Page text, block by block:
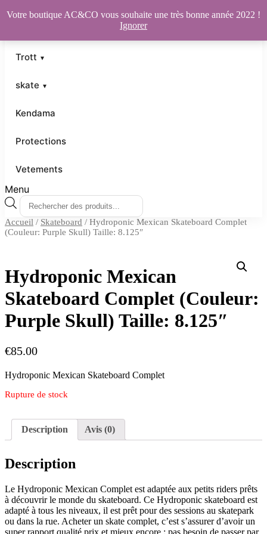
Trott
skate
Kendama
Protections
Vetements
Menu
Recherche
de
produits
Accueil / Skateboard / Hydroponic Mexican Skateboard Complet
(Couleur: Purple Skull) Taille: 8.125″
Hydroponic Mexican
Skateboard Complet (Couleur:
Purple Skull) Taille: 8.125″
€85.00
Hydroponic Mexican Skateboard Complet
Rupture de stock
Description Avis (0)
Description
Le Hydroponic Mexican Complet est adaptée aux petits riders prêts
à découvrir le monde du skateboard. Ce Hydroponic skateboard est
adapté à tous les niveaux, il est prêt pour des sessions au skatepark
ou dans la rue. Acheter un skate complet, c’est s’assurer d’avoir un
super rapport qualité prix et mieux encore : pas besoin de passer par
Votre boutique AC&CO vous souhaite une très bonne année 2022 !
Ignorer